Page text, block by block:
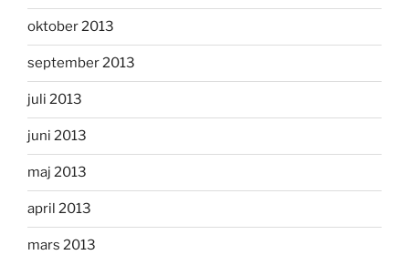
oktober 2013
september 2013
juli 2013
juni 2013
maj 2013
april 2013
mars 2013